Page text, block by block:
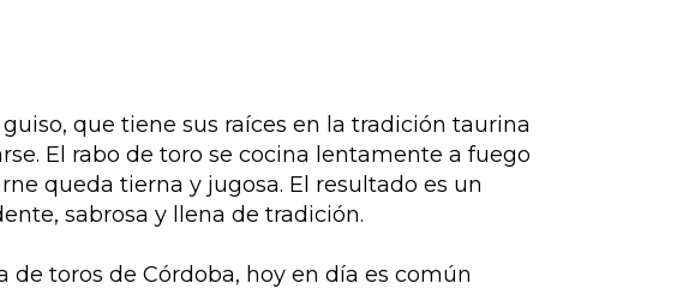
guiso, que tiene sus raíces en la tradición taurina
El rabo de toro se cocina lentamente a fuego
queda tierna y jugosa. El resultado es un
sabrosa y llena de tradición.
toros de Córdoba, hoy en día es común